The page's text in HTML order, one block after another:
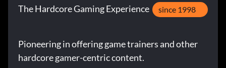
The Hardcore Gaming Experience since 1998
Pioneering in offering game trainers and other
hardcore gamer-centric content.